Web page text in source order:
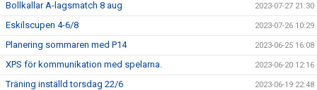
Bollkallar A-lagsmatch 8 aug 2023-07-27 21:30
Eskilscupen 4-6/8 2023-07-26 10:29
Planering sommaren med P14 2023-06-25 16:08
XPS för kommunikation med spelarna. 2023-06-20 12:16
Träning inställd torsdag 22/6 2023-06-19 22:48